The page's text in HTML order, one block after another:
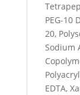
PEG-10
20,
Sodium
EDTA,